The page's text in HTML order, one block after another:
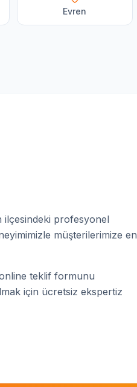
Evren
ilçesindeki profesyonel
müşterilerimize en
teklif formunu
için ücretsiz ekspertiz